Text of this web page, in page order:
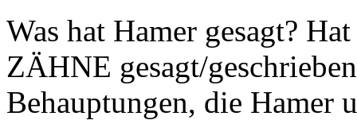
Was hat Hamer gesagt?
ZÄHNE gesagt/
Behauptungen, die Hamer